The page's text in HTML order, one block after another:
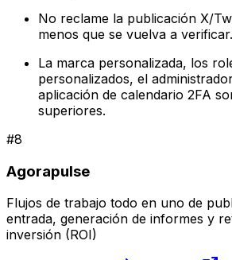
No reclame la publicación X/
menos que se vuelva a verificar.
La marca personalizada, los
personalizados, el
aplicación de calendario 2FA
superiores.
#8
Agorapulse
Flujos de trabajo todo en uno de
entrada, generación de informes y
inversión (ROI)